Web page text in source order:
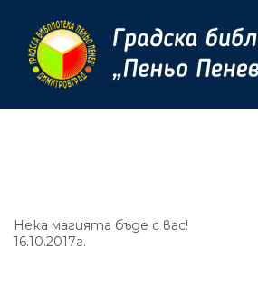
Нека магията бъде с вас!
16.10.2017г.